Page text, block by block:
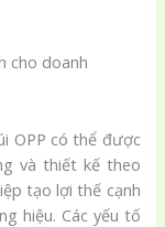
cho doanh
OPP có thể được
và thiết kế theo
tạo lợi thế cạnh
hiệu. Các yếu tố